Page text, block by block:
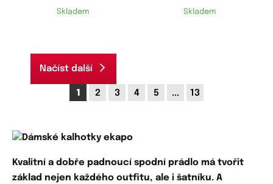
Skladem Skladem
Načíst další
1 2 3 4 5 ... 13
Kvalitní a dobře padnoucí spodní prádlo má tvořit
základ nejen každého outfitu, ale i šatníku. A